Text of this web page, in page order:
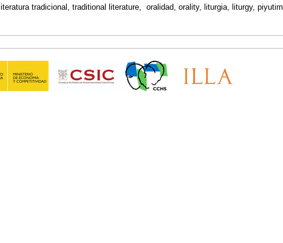
literatura tradicional, traditional literature, oralidad, orality, liturgia, liturgy, piyutim